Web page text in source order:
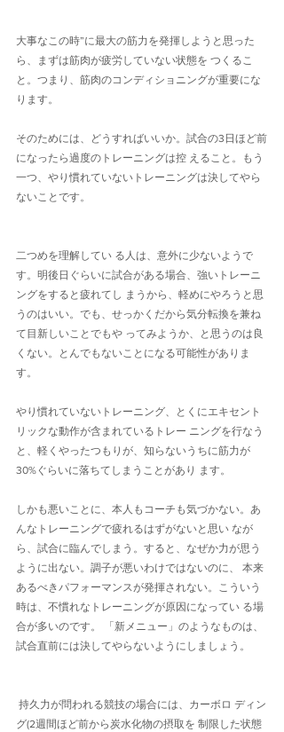
大事なこの時”に最大の筋力を発揮しようと思った
ら、まずは筋肉が疲労していない状態を つくるこ
と。つまり、筋肉のコンディショニングが重要にな
ります。
そのためには、どうすればいいか。試合の3日ほど前
になったら過度のトレーニングは控 えること。もう
一つ、やり慣れていないトレーニングは決してやら
ないことです。
二つめを理解してい る人は、意外に少ないようで
す。明後日ぐらいに試合がある場合、強いトレーニ
ングをすると疲れてし まうから、軽めにやろうと思
うのはいい。でも、せっかくだから気分転換を兼ね
て目新しいことでもや ってみようか、と思うのは良
くない。とんでもないことになる可能性がありま
す。
やり慣れていないトレーニング、とくにエキセント
リックな動作が含まれているトレー ニングを行なう
と、軽くやったつもりが、知らないうちに筋力が
30%ぐらいに落ちてしまうことがあり ます。
しかも悪いことに、本人もコーチも気づかない。あ
んなトレーニングで疲れるはずがないと思い なが
ら、試合に臨んでしまう。すると、なぜか力が思う
ように出ない。調子が悪いわけではないのに、 本来
あるべきパフォーマンスが発揮されない。こういう
時は、不慣れなトレーニングが原因になってい る場
合が多いのです。 「新メニュー」のようなものは、
試合直前には決してやらないようにしましょう。
グ(2週間ほど前から炭水化物の摂取を 制限した状態